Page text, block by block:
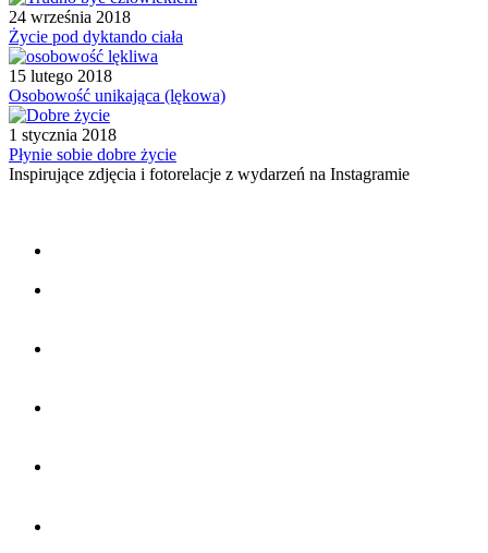
24 września 2018
Życie pod dyktando ciała
15 lutego 2018
Osobowość unikająca (lękowa)
1 stycznia 2018
Płynie sobie dobre życie
Inspirujące zdjęcia i fotorelacje z wydarzeń na Instagramie